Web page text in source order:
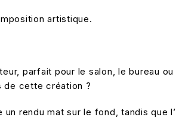
artistique.
parfait pour le salon, le bureau
de cette création ?
rendu mat sur le fond, tandis que